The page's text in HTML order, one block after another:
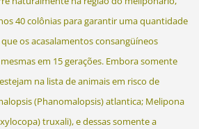
40 colônias para garantir uma quantidade
os acasalamentos consangüíneos
em 15 gerações. Embora somente
na lista de animais em risco de
(Phanomalopsis) atlantica; Melipona
truxali), e dessas somente a